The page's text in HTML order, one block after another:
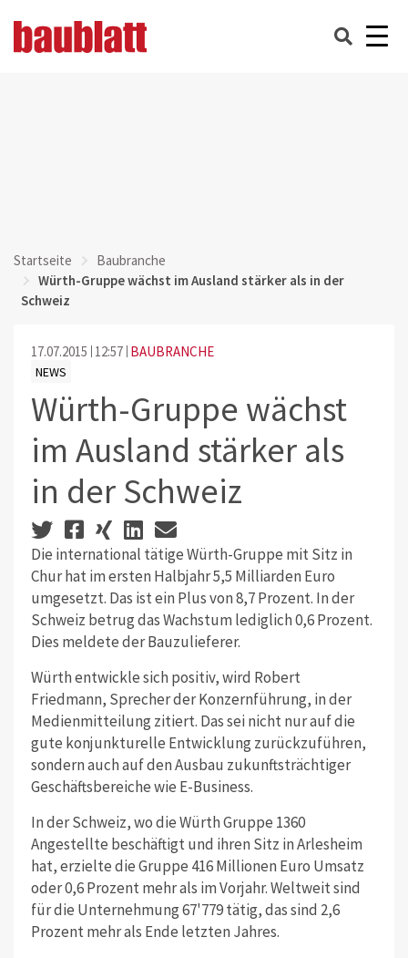
Startseite
Baubranche
Würth-Gruppe wächst im Ausland stärker als in der
Schweiz
17.07.2015 12:57 BAUBRANCHE
NEWS
Würth-Gruppe wächst
im Ausland stärker als
in der Schweiz
Die international tätige Würth-Gruppe mit Sitz in
Chur hat im ersten Halbjahr 5,5 Milliarden Euro
umgesetzt. Das ist ein Plus von 8,7 Prozent. In der
Schweiz betrug das Wachstum lediglich 0,6 Prozent.
Dies meldete der Bauzulieferer.
Würth entwickle sich positiv, wird Robert
Friedmann, Sprecher der Konzernführung, in der
Medienmitteilung zitiert. Das sei nicht nur auf die
gute konjunkturelle Entwicklung zurückzuführen,
sondern auch auf den Ausbau zukunftsträchtiger
Geschäftsbereiche wie E-Business.
In der Schweiz, wo die Würth Gruppe 1360
Angestellte beschäftigt und ihren Sitz in Arlesheim
hat, erzielte die Gruppe 416 Millionen Euro Umsatz
oder 0,6 Prozent mehr als im Vorjahr. Weltweit sind
für die Unternehmung 67'779 tätig, das sind 2,6
Prozent mehr als Ende letzten Jahres.